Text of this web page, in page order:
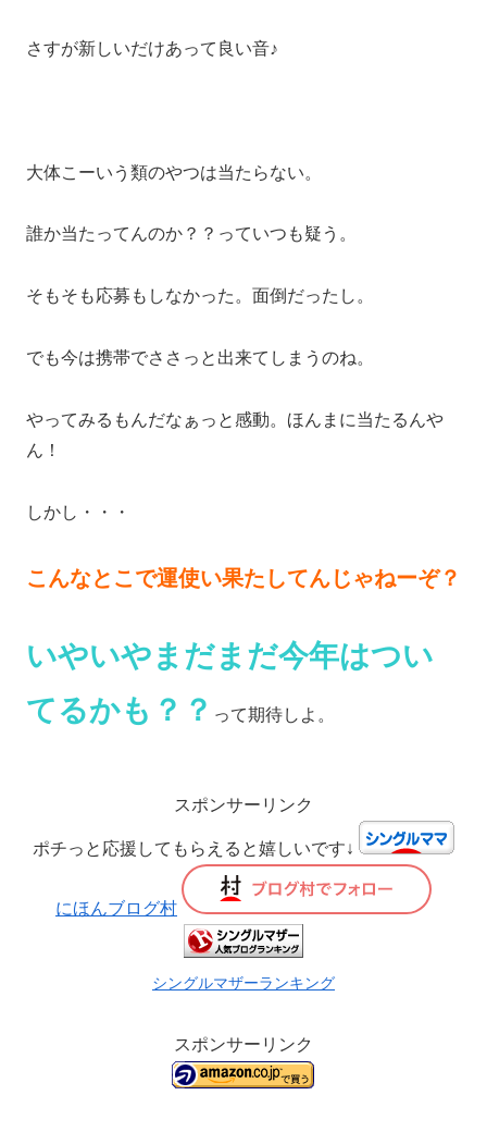
さすが新しいだけあって良い音♪
大体こーいう類のやつは当たらない。
誰か当たってんのか？？っていつも疑う。
そもそも応募もしなかった。面倒だったし。
でも今は携帯でささっと出来てしまうのね。
やってみるもんだなぁっと感動。ほんまに当たるんや
ん！
しかし・・・
こんなとこで運使い果たしてんじゃねーぞ？
いやいやまだまだ今年はつい
てるかも？？ って期待しよ。
スポンサーリンク
ポチっと応援してもらえると嬉しいです↓
にほんブログ村
シングルマザーランキング
スポンサーリンク